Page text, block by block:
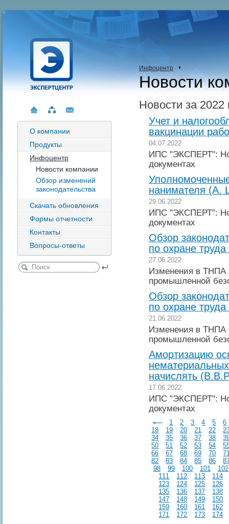
О компании
Продукты
Инфоцентр
Новости компании
Обзор изменений
законодательства
Скачать обновления
Формы отчетности
Контакты
Вопросы-ответы
Инфоцентр
Новости
Новости за 2022
Учет и
вакцинации
04.07.2022
ИПС "ЭКСПЕРТ":
документах
нанимателя (А.
29.06.2022
ИПС "ЭКСПЕРТ":
документах
Обзор
по охране
27.06.2022
Изменения в ТНПА
промышленной
Обзор
по охране
21.06.2022
Изменения в ТНПА
промышленной
Амортизацию
начислять
17.06.2022
ИПС "ЭКСПЕРТ":
документах
1 2 3 4 5
6
18
19 20 21 22
34
35 36 37 38
50
51 52 53 54
66
67 68 69 70
82
83 84 85 86
98
99 100 101
102
111
112 113
114
123
124 125
126
135
136 137
138
147
148 149
150
159
160 161
162
171
172 173 174